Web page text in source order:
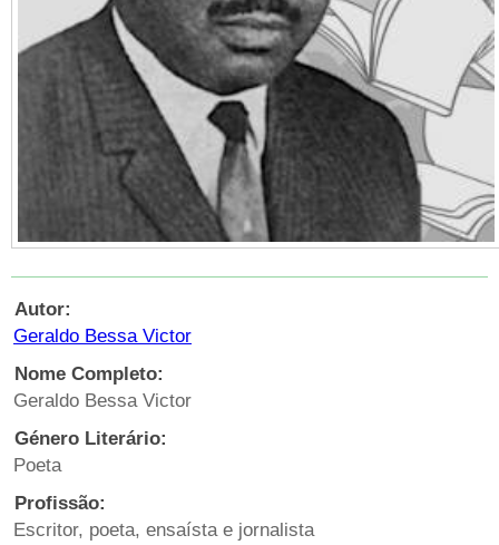
Autor:
Geraldo Bessa Victor
Nome Completo:
Geraldo Bessa Victor
Género Literário:
Poeta
Profissão:
Escritor, poeta, ensaísta e jornalista